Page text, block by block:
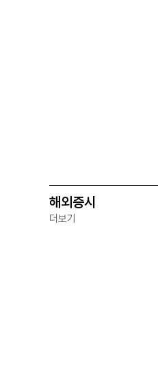
해외증시
더보기